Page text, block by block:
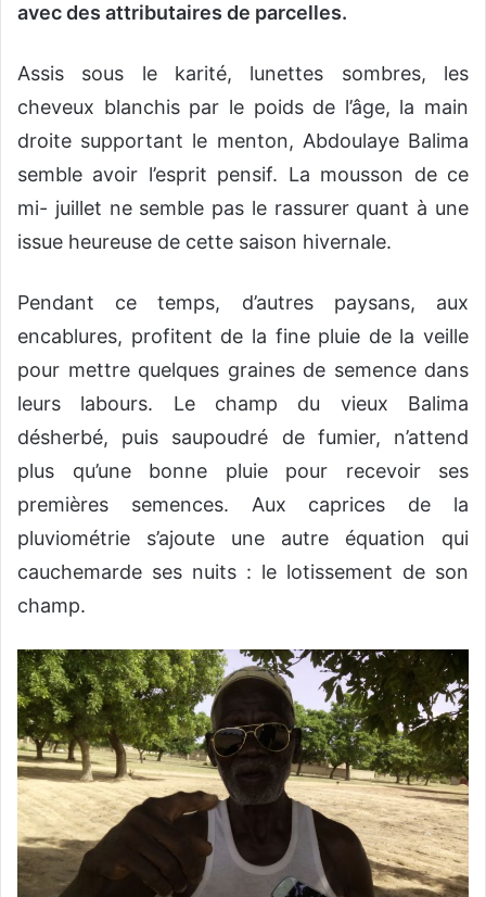
avec des attributaires de parcelles.
Assis sous le karité, lunettes sombres, les
cheveux blanchis par le poids de l’âge, la main
droite supportant le menton, Abdoulaye Balima
semble avoir l’esprit pensif. La mousson de ce
mi- juillet ne semble pas le rassurer quant à une
issue heureuse de cette saison hivernale.
Pendant ce temps, d’autres paysans, aux
encablures, profitent de la fine pluie de la veille
pour mettre quelques graines de semence dans
leurs labours. Le champ du vieux Balima
désherbé, puis saupoudré de fumier, n’attend
plus qu’une bonne pluie pour recevoir ses
premières semences. Aux caprices de la
pluviométrie s’ajoute une autre équation qui
cauchemarde ses nuits : le lotissement de son
champ.